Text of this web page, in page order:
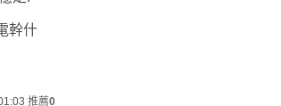
幹什
推薦0